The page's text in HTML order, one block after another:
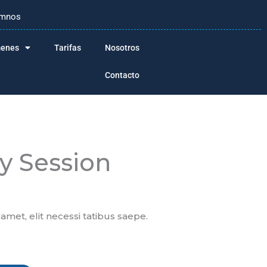
Tarifas Nosotros
Contacto
Session
elit necessi tatibus saepe.